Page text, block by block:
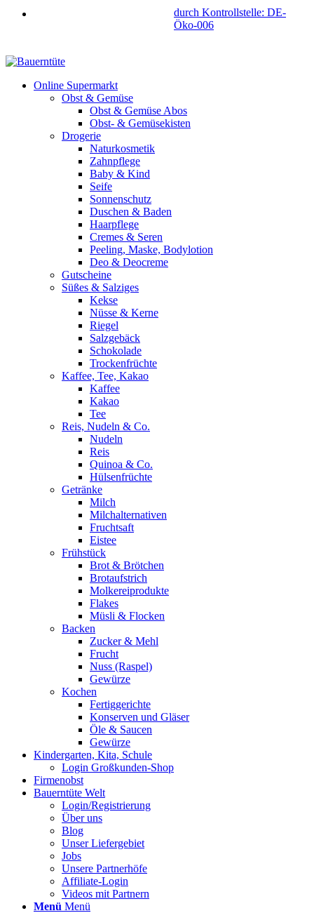
durch Kontrollstelle: DE-
Öko-006
Online Supermarkt
Obst & Gemüse
Obst & Gemüse Abos
Obst- & Gemüsekisten
Drogerie
Naturkosmetik
Zahnpflege
Baby & Kind
Seife
Sonnenschutz
Duschen & Baden
Haarpflege
Cremes & Seren
Peeling, Maske, Bodylotion
Deo & Deocreme
Gutscheine
Süßes & Salziges
Kekse
Nüsse & Kerne
Riegel
Salzgebäck
Schokolade
Trockenfrüchte
Kaffee, Tee, Kakao
Kaffee
Kakao
Tee
Reis, Nudeln & Co.
Nudeln
Reis
Quinoa & Co.
Hülsenfrüchte
Getränke
Milch
Milchalternativen
Fruchtsaft
Eistee
Frühstück
Brot & Brötchen
Brotaufstrich
Molkereiprodukte
Flakes
Müsli & Flocken
Backen
Zucker & Mehl
Frucht
Nuss (Raspel)
Gewürze
Kochen
Fertiggerichte
Konserven und Gläser
Öle & Saucen
Gewürze
Kindergarten, Kita, Schule
Login Großkunden-Shop
Firmenobst
Bauerntüte Welt
Login/Registrierung
Über uns
Blog
Unser Liefergebiet
Jobs
Unsere Partnerhöfe
Affiliate-Login
Videos mit Partnern
Menü Menü